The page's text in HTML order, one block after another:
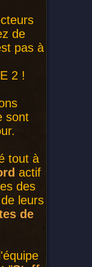
de
pas à
2 !
sont
tout à
actif
des
leurs
de